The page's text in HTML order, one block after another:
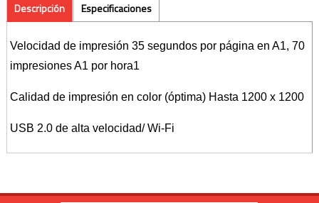
Descripción Especificaciones
Velocidad de impresión 35 segundos por página en A1, 70
impresiones A1 por hora1
Calidad de impresión en color (óptima) Hasta 1200 x 1200
USB 2.0 de alta velocidad/ Wi-Fi